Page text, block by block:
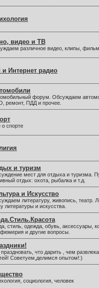
видео и ТВ
различное видео, клипы,
и Интернет радио
форум. Обсуждаем
ремонт, ПДД и прочее.
о спорте
и туризм
мест для отдыха и туризма.
отдых: охота, рыбалка и т.д.
и Искусство
литературу, живопись, театр.
литературы и искусства.
стиль, одежда, обувь, аксессуары,
и другие вопросы.
праздновать, что дарить , чем
Советуем,делимся опытом!:)
социология, человек